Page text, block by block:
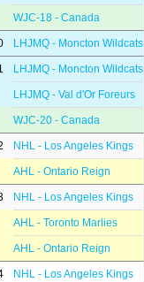
WJC-18 - Canada
LHJMQ - Moncton Wildcats
LHJMQ - Moncton Wildcats
LHJMQ - Val d'Or Foreurs
WJC-20 - Canada
NHL - Los Angeles Kings
AHL - Ontario Reign
NHL - Los Angeles Kings
AHL - Toronto Marlies
AHL - Ontario Reign
NHL - Los Angeles Kings